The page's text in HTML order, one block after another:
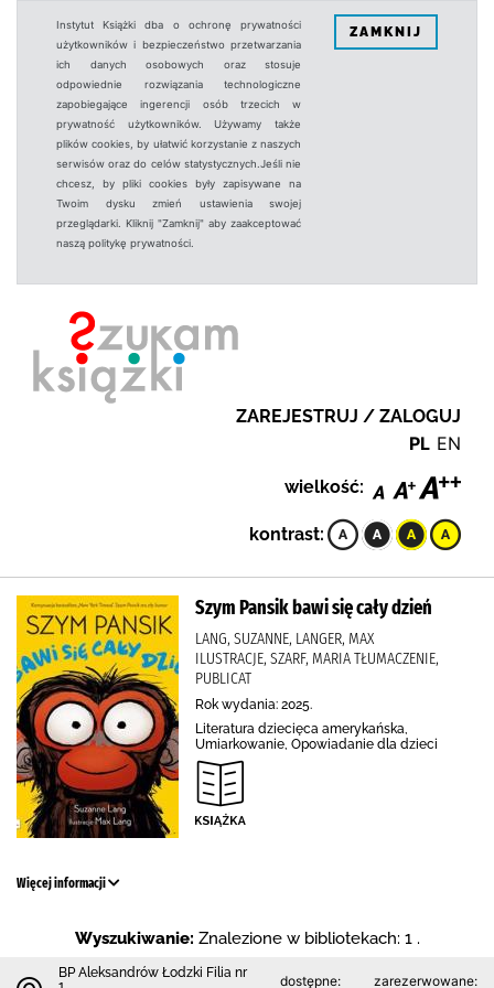
Instytut Książki dba o ochronę prywatności
użytkowników i bezpieczeństwo przetwarzania
ich danych osobowych oraz stosuje
odpowiednie rozwiązania technologiczne
zapobiegające ingerencji osób trzecich w
prywatność użytkowników. Używamy także
plików cookies, by ułatwić korzystanie z naszych
serwisów oraz do celów statystycznych.Jeśli nie
chcesz, by pliki cookies były zapisywane na
Twoim dysku zmień ustawienia swojej
przeglądarki. Kliknij "Zamknij" aby zaakceptować
naszą politykę prywatności.
ZAMKNIJ
ZAREJESTRUJ / ZALOGUJ
PL EN
wielkość:
kontrast:
Szym Pansik bawi się cały dzień
LANG, SUZANNE, LANGER, MAX
ILUSTRACJE, SZARF, MARIA TŁUMACZENIE,
PUBLICAT
Rok wydania: 2025.
Literatura dziecięca amerykańska,
Umiarkowanie, Opowiadanie dla dzieci
Więcej informacji
Wyszukiwanie: Znalezione w bibliotekach: 1 .
BP Aleksandrów Łodzki Filia nr
dostępne: zarezerwowane: